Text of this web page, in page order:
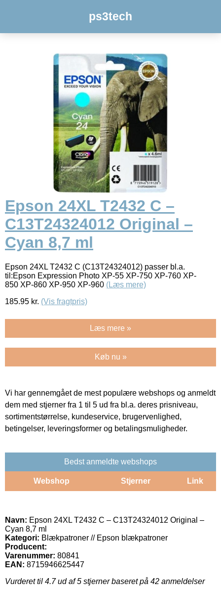
ps3tech
Epson 24XL T2432 C –
C13T24324012 Original –
Cyan 8,7 ml
Epson 24XL T2432 C (C13T24324012) passer bl.a.
til:Epson Expression Photo XP-55 XP-750 XP-760 XP-
850 XP-860 XP-950 XP-960 (Læs mere)
185.95 kr. (Vis fragtpris)
Læs mere »
Køb nu »
Vi har gennemgået de mest populære webshops og anmeldt
dem med stjerner fra 1 til 5 ud fra bl.a. deres prisniveau,
sortimentstørrelse, kundeservice, brugervenlighed,
betingelser, leveringsformer og betalingsmuligheder.
Bedst anmeldte webshops
Webshop Stjerner Link
Navn: Epson 24XL T2432 C – C13T24324012 Original –
Cyan 8,7 ml
Kategori: Blækpatroner // Epson blækpatroner
Producent:
Varenummer: 80841
EAN: 8715946625447
Vurderet til 4.7ud af 5 stjerner baseret på 42 anmeldelser